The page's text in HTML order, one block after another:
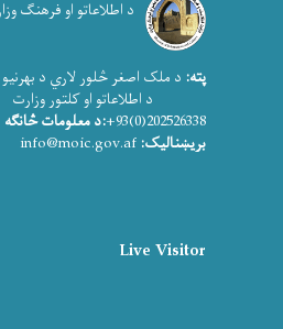
د اطلاعاتو او فرهنګ
پته: د ملک اصغر څلور لاري د
د اطلاعاتو او کلتور وزارت
202526338(0)93+
:د معلومات څانګه
بریښنالیک: info@moic.gov.af
Live Visitor